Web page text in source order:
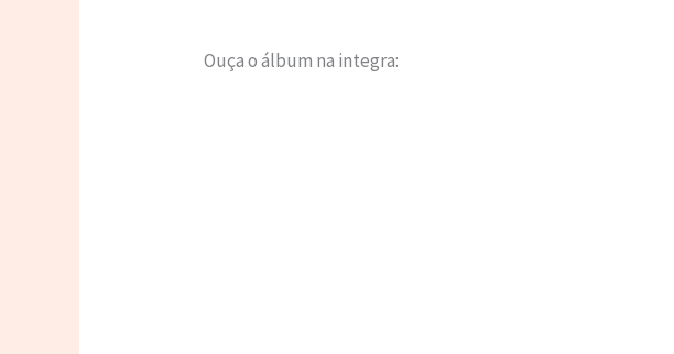
Ouça o álbum na integra: